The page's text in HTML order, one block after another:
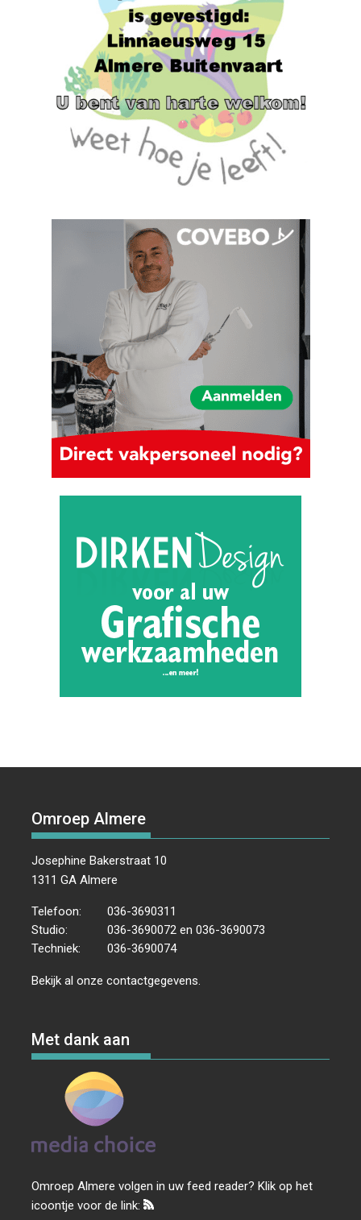
Omroep Almere
Josephine Bakerstraat 10
1311 GA Almere
Telefoon:
036-3690311
Studio:
036-3690072 en 036-3690073
Techniek:
036-3690074
Bekijk al onzecontactgegevens.
Met dank aan
Omroep Almere volgen in uw feed reader? Klik op het
icoontje voor de link: